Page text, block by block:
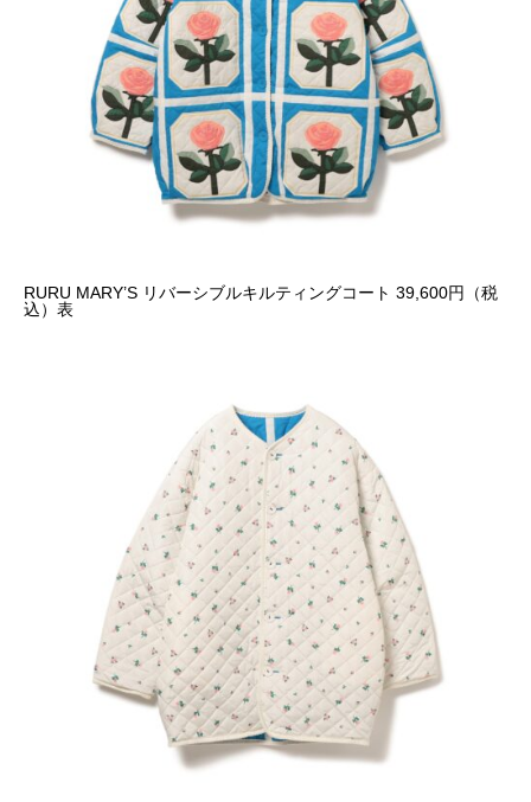
RURU MARY’S リバーシブルキルティングコート 39,600円（税
込）表